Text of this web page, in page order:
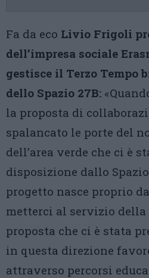
Fa da eco Livio Frigoli
dell’impresa sociale
gestisce il Terzo Tempo
dello Spazio 27B:
la proposta di
spalancato le porte del
dell’area verde che ci è
disposizione dallo
progetto nasce proprio
metterci al servizio della
proposta che ci è stata
in questa direzione
attraverso percorsi